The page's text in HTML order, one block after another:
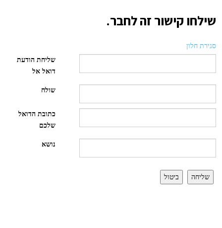
שילחו קישור זה לחבר.
סגירת חלון
שליחת הודעת
דואל אל
שולח
כתובת הדואל
שלכם
נושא
שליחה ביטול